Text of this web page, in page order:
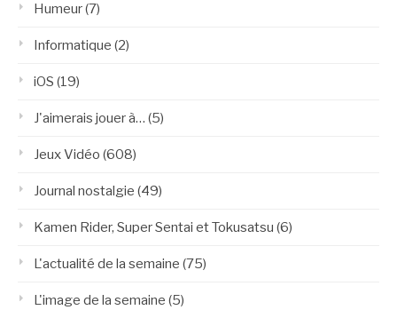
Humeur(7)
Informatique (2)
iOS (19)
J'aimerais jouer à… (5)
Jeux Vidéo (608)
Journal nostalgie (49)
Kamen Rider, Super Sentai et Tokusatsu (6)
L'actualité de la semaine (75)
L'image de la semaine (5)